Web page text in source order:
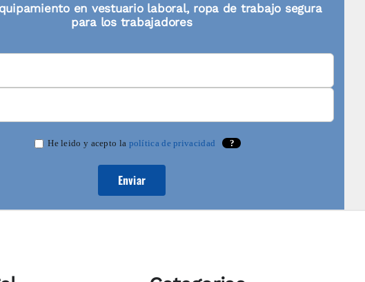
en vestuario laboral, ropa de trabajo segura
para los trabajadores
He leido y acepto la política de privacidad ?